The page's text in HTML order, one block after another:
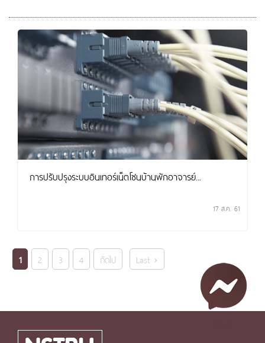
การปรับปรุงระบบอินเทอร์เน็ตโซนบ้านพักอาจารย์...
17 ส.ค. 61
1 2 3 4 ถัดไป Last ›